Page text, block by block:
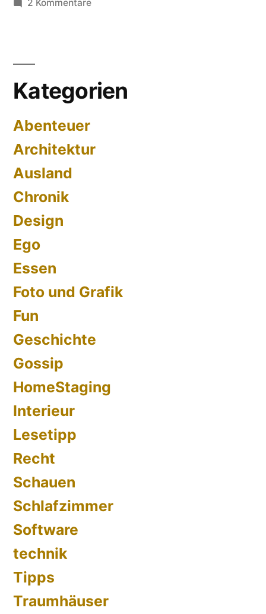
2 Kommentare
sehr
beengt!
Kategorien
Abenteuer
Architektur
Ausland
Chronik
Design
Ego
Essen
Foto und Grafik
Fun
Geschichte
Gossip
HomeStaging
Interieur
Lesetipp
Recht
Schauen
Schlafzimmer
Software
technik
Tipps
Traumhäuser